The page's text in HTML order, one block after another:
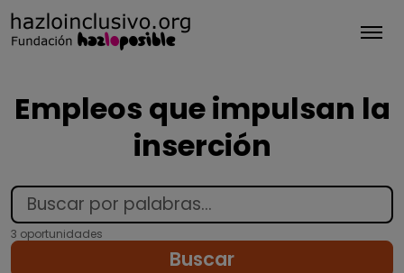
Empleos que impulsan la
inserción
3 oportunidades
Buscar